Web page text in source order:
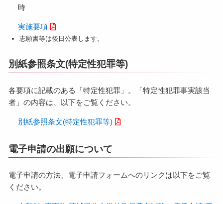
時
実施要項
志願書等は後⽇公表します。
別紙参照条文(特定性犯罪等)
各要項に記載のある「特定性犯罪」。「特定性犯罪事実該当
者」の内容は、以下をご覧ください。
別紙参照条文(特定性犯罪等)
電子申請の出願について
電子申請の方法、電子申請フォームへのリンクは以下をご覧
ください。